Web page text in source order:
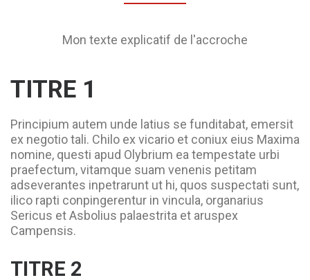
Mon texte explicatif de l'accroche
TITRE 1
Principium autem unde latius se funditabat, emersit
ex negotio tali. Chilo ex vicario et coniux eius Maxima
nomine, questi apud Olybrium ea tempestate urbi
praefectum, vitamque suam venenis petitam
adseverantes inpetrarunt ut hi, quos suspectati sunt,
ilico rapti conpingerentur in vincula, organarius
Sericus et Asbolius palaestrita et aruspex
Campensis.
TITRE 2